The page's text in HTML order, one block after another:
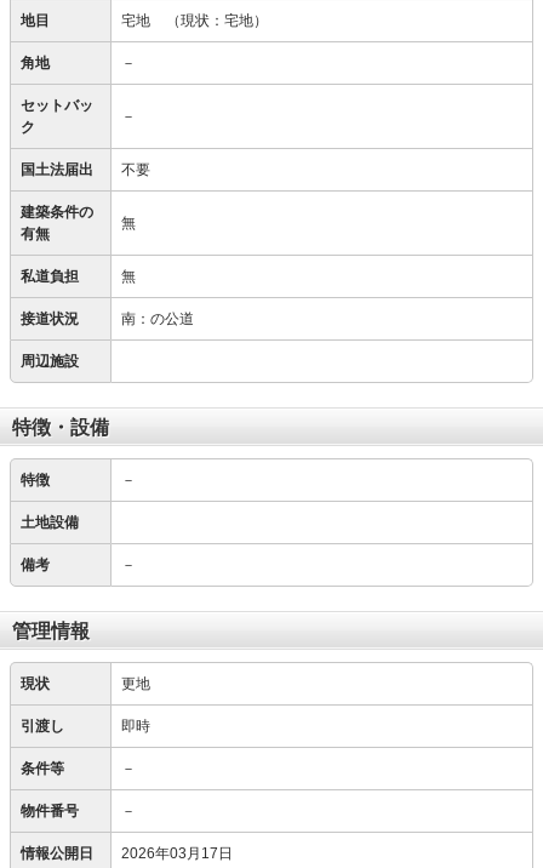
地目 宅地 （現状：宅地）
角地 －
セットバッ
ク
－
国土法届出 不要
建築条件の
有無
無
私道負担 無
接道状況 南：の公道
周辺施設
特徴・設備
特徴 －
土地設備
備考 －
管理情報
現状 更地
引渡し 即時
条件等 －
物件番号 －
情報公開日 2026年03月17日